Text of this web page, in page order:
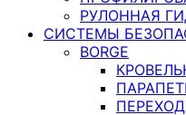
РУЛОННАЯ
СИСТЕМЫ
BORGE